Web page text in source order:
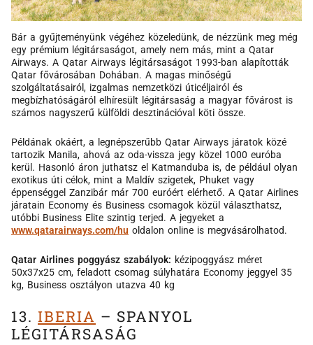
Bár a gyűjteményünk végéhez közeledünk, de nézzünk meg még
egy prémium légitársaságot, amely nem más, mint a Qatar
Airways. A Qatar Airways légitársaságot 1993-ban alapították
Qatar fővárosában Dohában. A magas minőségű
szolgáltatásairól, izgalmas nemzetközi úticéljairól és
megbízhatóságáról elhíresült légitársaság a magyar fővárost is
számos nagyszerű külföldi desztinációval köti össze.
Példának okáért, a legnépszerűbb Qatar Airways járatok közé
tartozik Manila, ahová az oda-vissza jegy közel 1000 euróba
kerül. Hasonló áron juthatsz el Katmanduba is, de például olyan
exotikus úti célok, mint a Maldív szigetek, Phuket vagy
éppenséggel Zanzibár már 700 euróért elérhető. A Qatar Airlines
járatain Economy és Business csomagok közül választhatsz,
utóbbi Business Elite szintig terjed. A jegyeket a
www.qatarairways.com/hu oldalon online is megvásárolhatod.
Qatar Airlines poggyász szabályok: kézipoggyász méret
50x37x25 cm, feladott csomag súlyhatára Economy jeggyel 35
kg, Business osztályon utazva 40 kg
13. IBERIA – SPANYOL
LÉGITÁRSASÁG